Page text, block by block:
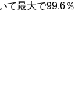
て最大で99.6％